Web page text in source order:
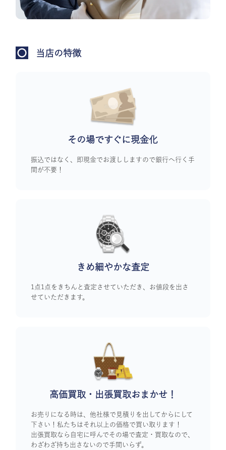
当店の特徴
その場ですぐに現金化
振込ではなく、即現金でお渡ししますので銀行へ行く手
間が不要！
きめ細やかな査定
1点1点をきちんと査定させていただき、お値段を出さ
せていただきます。
高価買取・出張買取おまかせ！
お売りになる時は、他社様で見積りを出してからにして
下さい！私たちはそれ以上の価格で買い取ります！
出張買取なら自宅に呼んでその場で査定・買取なので、
わざわざ持ち出さないので手間いらず。